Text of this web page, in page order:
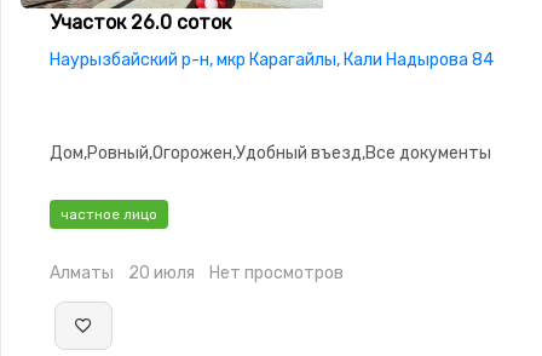
Участок 26.0 соток
Наурызбайский р-н, мкр Карагайлы, Кали Надырова 84
Дом,Ровный,Огорожен,Удобный въезд,Все документы
частное лицо
Алматы 20 июля Нет просмотров